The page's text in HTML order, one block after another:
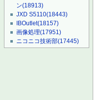
ン(18913)
JXD S5110(18443)
IBOutlet(18157)
画像処理(17951)
ニコニコ技術部(17445)